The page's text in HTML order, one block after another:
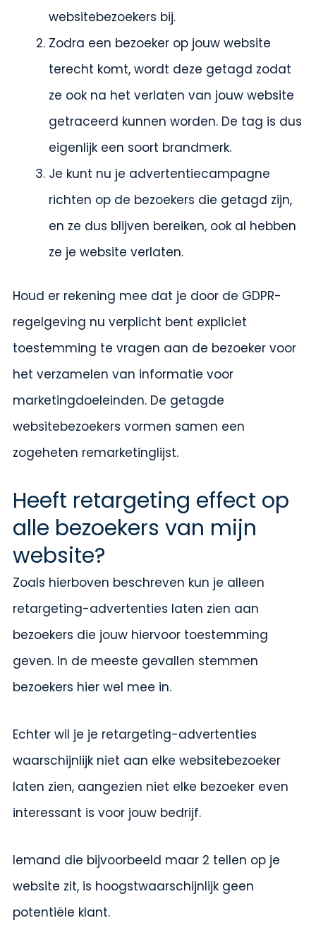
websitebezoekers bij.
Zodra een bezoeker op jouw website
terecht komt, wordt deze getagd zodat
ze ook na het verlaten van jouw website
getraceerd kunnen worden. De tag is dus
eigenlijk een soort brandmerk.
Je kunt nu je advertentiecampagne
richten op de bezoekers die getagd zijn,
en ze dus blijven bereiken, ook al hebben
ze je website verlaten.
Houd er rekening mee dat je door de GDPR-
regelgeving nu verplicht bent expliciet
toestemming te vragen aan de bezoeker voor
het verzamelen van informatie voor
marketingdoeleinden. De getagde
websitebezoekers vormen samen een
zogeheten remarketinglijst.
Heeft retargeting effect op
alle bezoekers van mijn
website?
Zoals hierboven beschreven kun je alleen
retargeting-advertenties laten zien aan
bezoekers die jouw hiervoor toestemming
geven. In de meeste gevallen stemmen
bezoekers hier wel mee in.
Echter wil je je retargeting-advertenties
waarschijnlijk niet aan elke websitebezoeker
laten zien, aangezien niet elke bezoeker even
interessant is voor jouw bedrijf.
Iemand die bijvoorbeeld maar 2 tellen op je
website zit, is hoogstwaarschijnlijk geen
potentiële klant.